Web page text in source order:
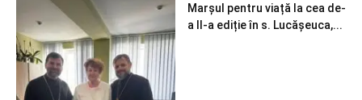
Marșul pentru viață la cea de-
a II-a ediție în s. Lucășeuca,...